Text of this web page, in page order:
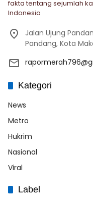
fakta tentang sejumlah
Indonesia
Jalan Ujung
Pandang, Kota
Kategori
News
Metro
Hukrim
Nasional
Viral
Label